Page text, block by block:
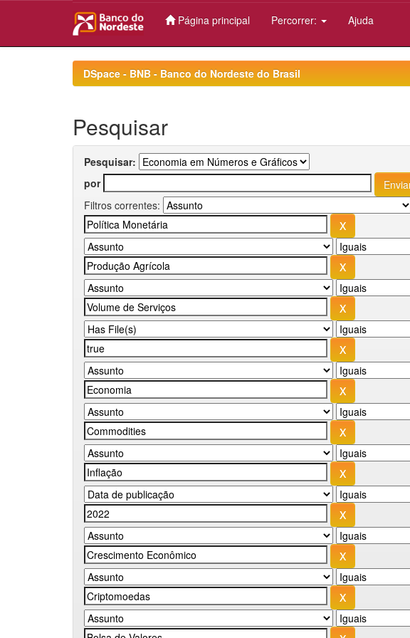
Página principal Percorrer: Ajuda
DSpace - BNB - Banco do Nordeste do Brasil
Pesquisar
Pesquisar:
por
Filtros correntes: